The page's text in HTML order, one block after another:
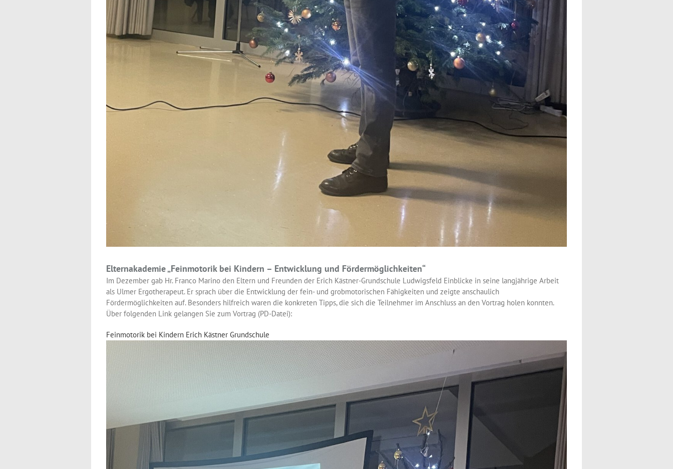
Elternakademie „Feinmotorik bei Kindern – Entwicklung und Fördermöglichkeiten“
Im Dezember gab Hr. Franco Marino den Eltern und Freunden der Erich Kästner-Grundschule Ludwigsfeld Einblicke in seine langjährige Arbeit
als Ulmer Ergotherapeut. Er sprach über die Entwicklung der fein- und grobmotorischen Fähigkeiten und zeigte anschaulich
Fördermöglichkeiten auf. Besonders hilfreich waren die konkreten Tipps, die sich die Teilnehmer im Anschluss an den Vortrag holen konnten.
Über folgenden Link gelangen Sie zum Vortrag (PD-Datei):
Feinmotorik bei Kindern Erich Kästner Grundschule